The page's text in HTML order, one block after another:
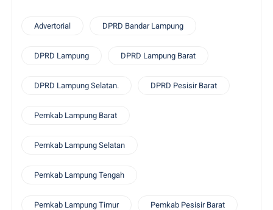
Advertorial DPRD Bandar Lampung
DPRD Lampung DPRD Lampung Barat
DPRD Lampung Selatan. DPRD Pesisir Barat
Pemkab Lampung Barat
Pemkab Lampung Selatan
Pemkab Lampung Tengah
Pemkab Lampung Timur Pemkab Pesisir Barat